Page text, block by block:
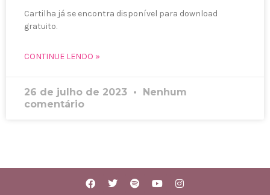
Cartilha já se encontra disponível para download
gratuito.
CONTINUE LENDO »
26 de julho de 2023
Nenhum
comentário